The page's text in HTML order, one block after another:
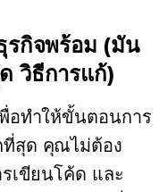
รกิจพร้อม (มัน
วิธีการแก้)
อทำให้ขั้นตอนการ
สุด คุณไม่ต้อง
เขียนโค้ด และ